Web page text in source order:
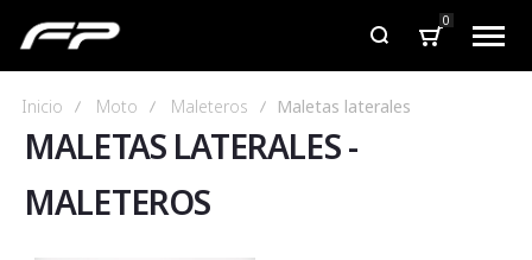
0
Inicio Moto Maleteros Maletas laterales
MALETAS LATERALES-
MALETEROS